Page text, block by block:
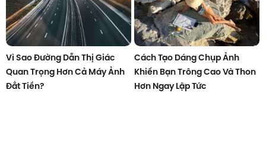
Vì Sao Đường Dẫn Thị Giác
Quan Trọng Hơn Cả Máy Ảnh
Đắt Tiền?
Cách Tạo Dáng Chụp Ảnh
Khiến Bạn Trông Cao Và Thon
Hơn Ngay Lập Tức